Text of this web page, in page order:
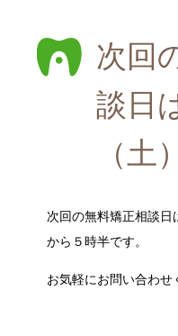
次回
談日
（土）
次回の無料矯正相談
から５時半です。
お気軽にお問い合わせ